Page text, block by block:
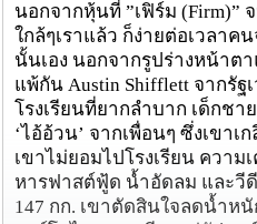
นอกจากหุ้นที่ ”เฟิร์ม (Firm)”
ใกล้ๆเราแล้ว ก็ง่ายต่อเวลาค
นั้นเอง นอกจากรูปร่างหน้าต
แพ้กัน Austin Shifflett จากรัฐ
โรงเรียนที่ยากลำบาก เด็กชา
‘ไอ้อ้วน’ จากเพื่อนๆ ซึ่งเขา
เขาไม่ยอมไปโรงเรียน ความ
หารฟาสต์ฟู้ด น้ำอัดลม และวี
147 กก. เขาตัดสินใจลดน้ำห